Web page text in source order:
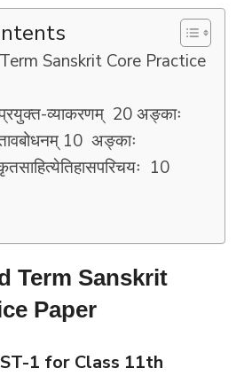
Sanskrit Core Practice
व्याकरणम् 20 अङ्काः
10 अङ्काः
10
Term Sanskrit
Paper
1 for Class 11th